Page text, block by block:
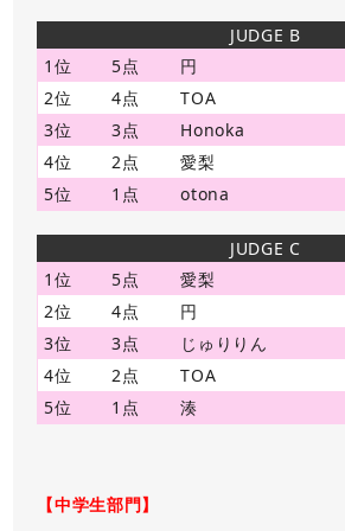
JUDGE B
1位
5点
円
2位
4点
TOA
3位
3点
Honoka
4位
2点
愛梨
5位
1点 otona
JUDGE C
1位
5点
愛梨
2位
4点
円
3位
3点
じゅりりん
4位
2点
TOA
5位
1点 湊
【中学生部門】